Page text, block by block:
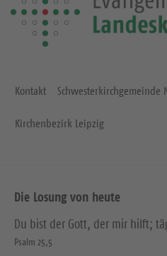
Kontakt Schwesterkirchgemeinde
Kirchenbezirk Leipzig
Die Losung von heute
Du bist der Gott, der mir hilft;
Psalm 25,5